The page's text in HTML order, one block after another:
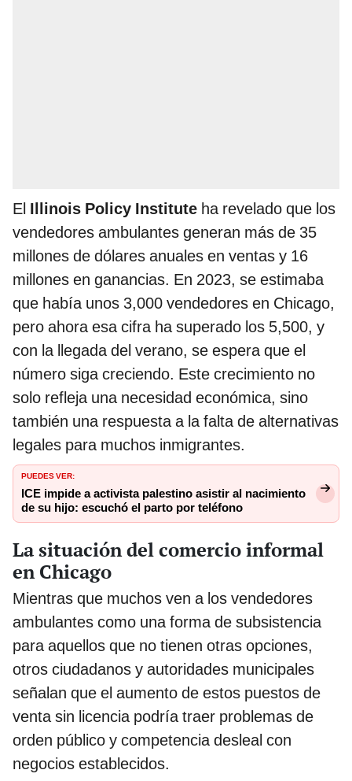
El Illinois Policy Institute ha revelado que los
vendedores ambulantes generan más de 35
millones de dólares anuales en ventas y 16
millones en ganancias. En 2023, se estimaba
que había unos 3,000 vendedores en Chicago,
pero ahora esa cifra ha superado los 5,500, y
con la llegada del verano, se espera que el
número siga creciendo. Este crecimiento no
solo refleja una necesidad económica, sino
también una respuesta a la falta de alternativas
legales para muchos inmigrantes.
PUEDES VER:
ICE impide a activista palestino asistir al nacimiento
de su hijo: escuchó el parto por teléfono
La situación del comercio informal
en Chicago
Mientras que muchos ven a los vendedores
ambulantes como una forma de subsistencia
para aquellos que no tienen otras opciones,
otros ciudadanos y autoridades municipales
señalan que el aumento de estos puestos de
venta sin licencia podría traer problemas de
orden público y competencia desleal con
negocios establecidos.